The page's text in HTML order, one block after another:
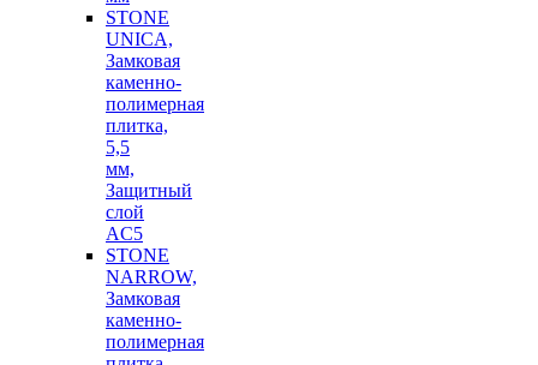
STONE
UNICA,
Замковая
каменно-
полимерная
плитка,
5,5
мм,
Защитный
слой
AC5
STONE
NARROW,
Замковая
каменно-
полимерная